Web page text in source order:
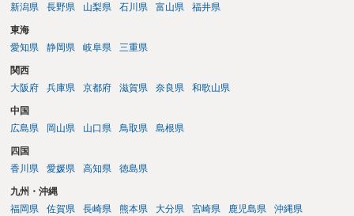
新潟県
長野県 山梨県 石川県 富山県 福井県
東海
愛知県
静岡県 岐阜県 三重県
関西
大阪府
兵庫県 京都府 滋賀県 奈良県 和歌山県
中国
広島県
岡山県 山口県 鳥取県 島根県
四国
香川県
愛媛県 高知県 徳島県
九州・沖縄
福岡県
佐賀県 長崎県 熊本県 大分県 宮崎県 鹿児島県 沖縄県